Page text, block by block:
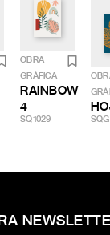
OBRA
GRÁFICA
RAINBOW
4
SQ1029